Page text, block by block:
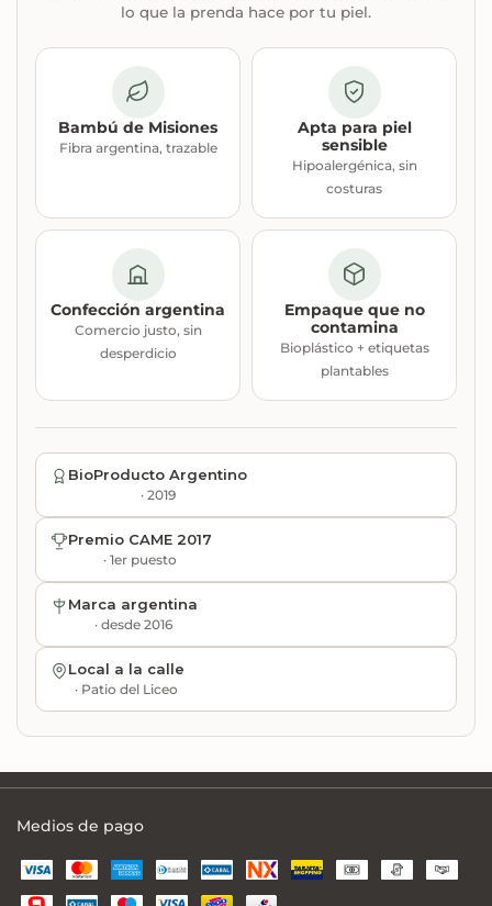
lo que la prenda hace por tu piel.
Bambú de Misiones
Fibra argentina, trazable
Apta para piel
sensible
Hipoalergénica, sin
costuras
Confección argentina
Comercio justo, sin
desperdicio
Empaque que no
contamina
Bioplástico + etiquetas
plantables
BioProducto Argentino
· 2019
Premio CAME 2017
· 1er puesto
Marca argentina
· desde 2016
Local a la calle
· Patio del Liceo
Medios de pago